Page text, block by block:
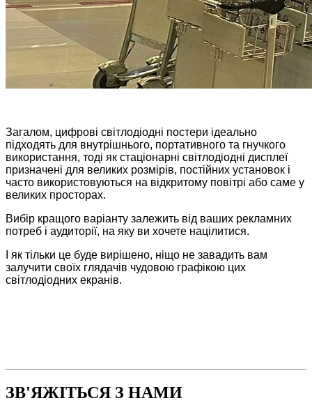
Загалом, цифрові світлодіодні постери ідеально
підходять для внутрішнього, портативного та гнучкого
використання, тоді як стаціонарні світлодіодні дисплеї
призначені для великих розмірів, постійних установок і
часто використовуються на відкритому повітрі або саме у
великих просторах.
Вибір кращого варіанту залежить від ваших рекламних
потреб і аудиторії, на яку ви хочете націлитися.
І як тільки це буде вирішено, ніщо не завадить вам
залучити своїх глядачів чудовою графікою цих
світлодіодних екранів.
ЗВ'ЯЖІТЬСЯ З НАМИ